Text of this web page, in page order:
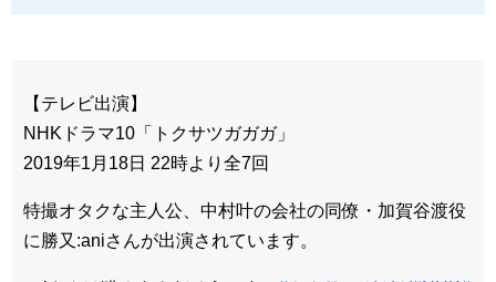
【テレビ出演】
NHKドラマ10「トクサツガガガ」
2019年1月18日 22時より全7回
特撮オタクな主人公、中村叶の会社の同僚・加賀谷渡役
に勝又:aniさんが出演されています。